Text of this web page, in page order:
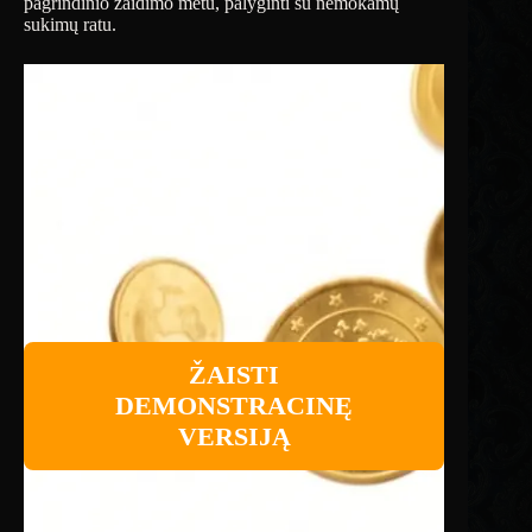
sukimų ratu.
ŽAISTI
DEMONSTRACINĘ
VERSIJĄ